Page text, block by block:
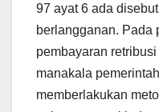
97 ayat 6 ada
berlangganan. Pada
pembayaran
manakala
memberlakukan